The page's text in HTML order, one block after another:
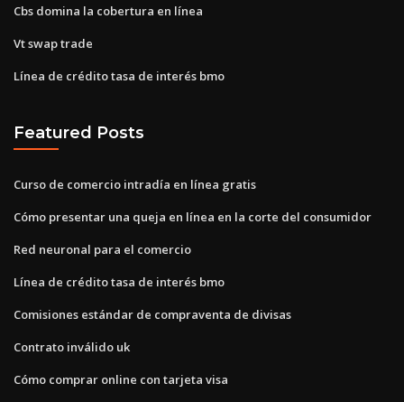
Cbs domina la cobertura en línea
Vt swap trade
Línea de crédito tasa de interés bmo
Featured Posts
Curso de comercio intradía en línea gratis
Cómo presentar una queja en línea en la corte del consumidor
Red neuronal para el comercio
Línea de crédito tasa de interés bmo
Comisiones estándar de compraventa de divisas
Contrato inválido uk
Cómo comprar online con tarjeta visa